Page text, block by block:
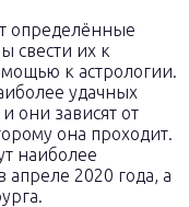
определённые
свести их к
к астрологии.
удачных
они зависят от
она проходит.
наиболее
2020 года, а